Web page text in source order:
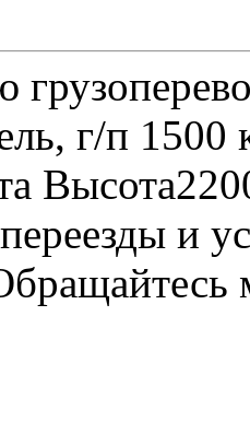
г/п 1500
и